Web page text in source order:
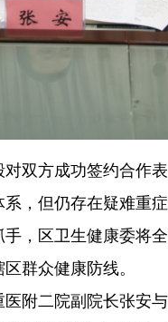
双方成功签约合作
，但仍存在疑难重
，区卫生健康委将
群众健康防线。
附二院副院长张安